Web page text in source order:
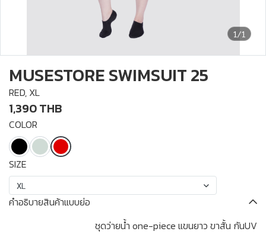
1/1
MUSESTORE SWIMSUIT 25
RED, XL
1,390 THB
COLOR
SIZE
XL
คำอธิบายสินค้าแบบย่อ
ชุดว่ายน้ำ one-piece แขนยาว ขาสั้น กันUV